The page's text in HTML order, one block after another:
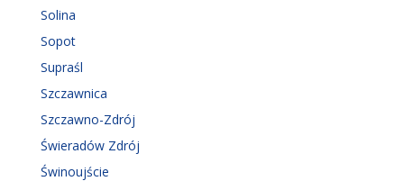
Solina
Sopot
Supraśl
Szczawnica
Szczawno-Zdrój
Świeradów Zdrój
Świnoujście